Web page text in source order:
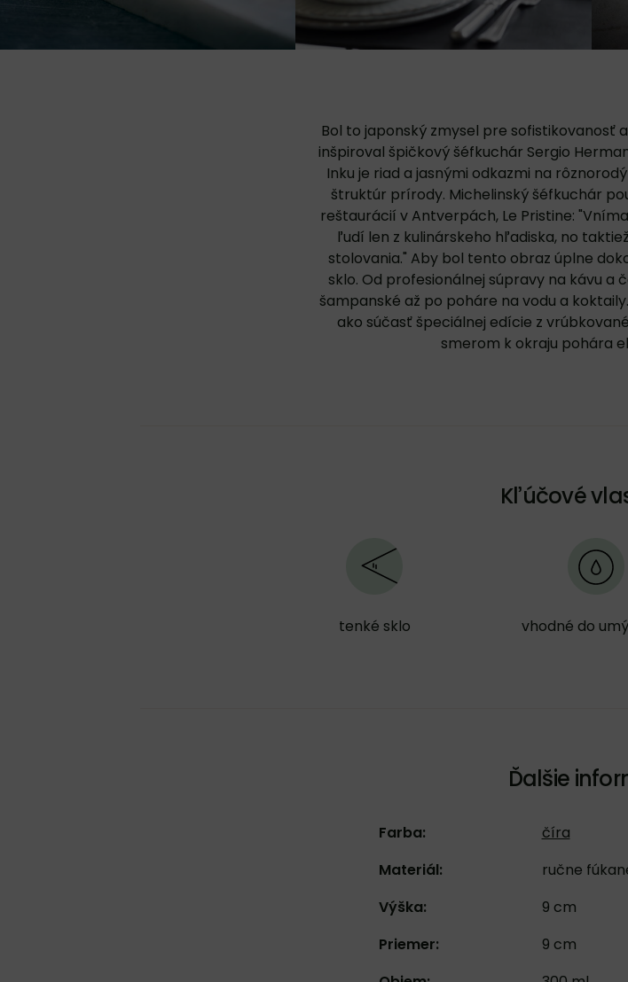
Bol to japonský zmysel pre sofistikovanosť
inšpiroval špičkový šéfkuchár Sergio
Inku je riad a jasnými odkazmi na
štruktúr prírody. Michelinský šéfkuchár
reštaurácií v Antverpách, Le Pristine:
ľudí len z kulinárskeho hľadiska, no
stolovania." Aby bol tento obraz úplne
sklo. Od profesionálnej súpravy na kávu a
šampanské až po poháre na vodu a
ako súčasť špeciálnej edície z
smerom k okraju pohára
Kľúčové
tenké sklo vhodné do
Ďalšie
Farba:
číra
Materiál:
ručne
Výška:
9 cm
Priemer:
9 cm